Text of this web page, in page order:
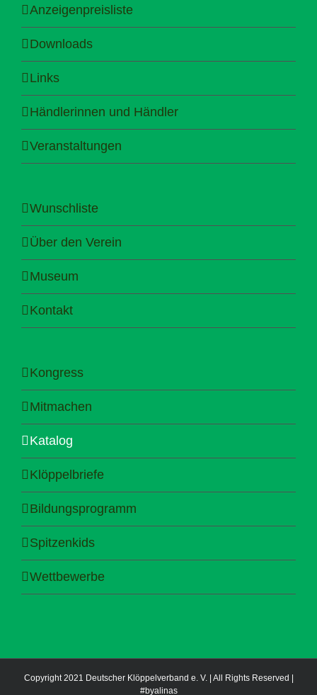
Anzeigenpreisliste
Downloads
Links
Händlerinnen und Händler
Veranstaltungen
Wunschliste
Über den Verein
Museum
Kontakt
Kongress
Mitmachen
Katalog
Klöppelbriefe
Bildungsprogramm
Spitzenkids
Wettbewerbe
Copyright 2021 Deutscher Klöppelverband e. V. | All Rights Reserved |
#byalinas